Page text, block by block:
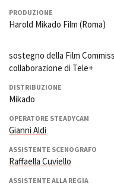
PRODUZIONE
Harold Mikado Film (Roma)
sostegno della Film
collaborazione di Tele+
DISTRIBUZIONE
Mikado
OPERATORE STEADYCAM
Gianni Aldi
ASSISTENTE SCENOGRAFO
Raffaella Cuviello
ASSISTENTE ALLA REGIA